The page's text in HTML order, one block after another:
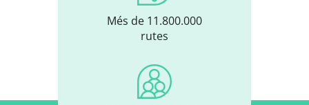
Més de 11.800.000
rutes